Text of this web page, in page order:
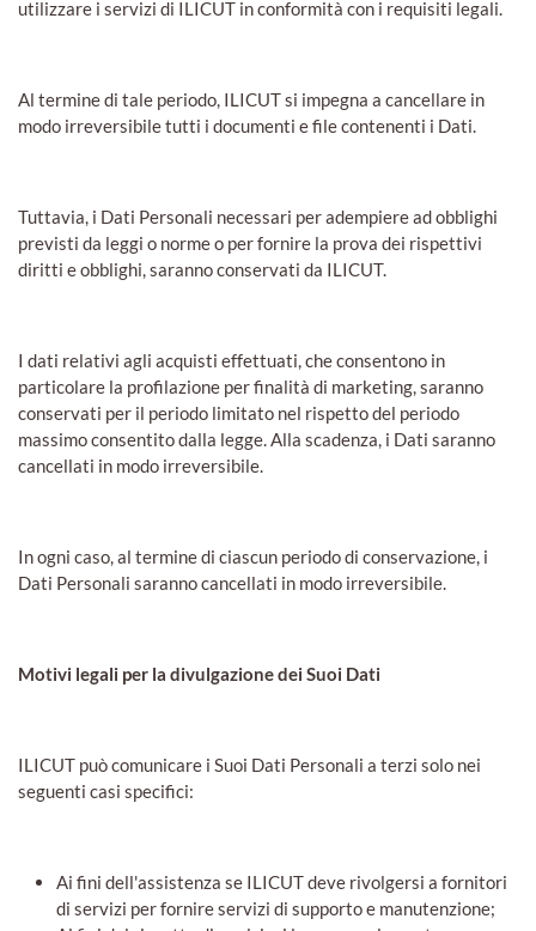
utilizzare i servizi di ILICUT in conformità con i requisiti legali.
Al termine di tale periodo, ILICUT si impegna a cancellare in
modo irreversibile tutti i documenti e file contenenti i Dati.
Tuttavia, i Dati Personali necessari per adempiere ad obblighi
previsti da leggi o norme o per fornire la prova dei rispettivi
diritti e obblighi, saranno conservati da ILICUT.
I dati relativi agli acquisti effettuati, che consentono in
particolare la profilazione per finalità di marketing, saranno
conservati per il periodo limitato nel rispetto del periodo
massimo consentito dalla legge. Alla scadenza, i Dati saranno
cancellati in modo irreversibile.
In ogni caso, al termine di ciascun periodo di conservazione, i
Dati Personali saranno cancellati in modo irreversibile.
Motivi legali per la divulgazione dei Suoi Dati
ILICUT può comunicare i Suoi Dati Personali a terzi solo nei
seguenti casi specifici:
Ai fini dell'assistenza se ILICUT deve rivolgersi a fornitori
di servizi per fornire servizi di supporto e manutenzione;